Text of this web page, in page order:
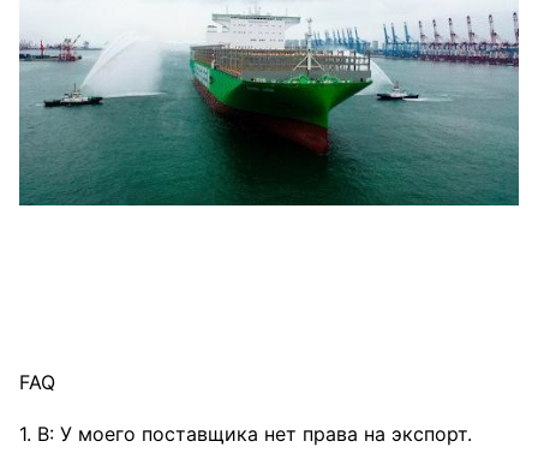
FAQ
1. В: У моего поставщика нет права на экспорт.